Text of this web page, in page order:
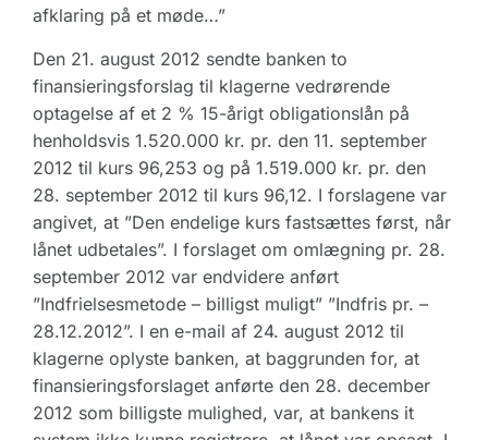
afklaring på et møde…”
Den 21. august 2012 sendte banken to
finansieringsforslag til klagerne vedrørende
optagelse af et 2 % 15-årigt obligationslån på
henholdsvis 1.520.000 kr. pr. den 11. september
2012 til kurs 96,253 og på 1.519.000 kr. pr. den
28. september 2012 til kurs 96,12. I forslagene var
angivet, at ”Den endelige kurs fastsættes først, når
lånet udbetales”. I forslaget om omlægning pr. 28.
september 2012 var endvidere anført
”Indfrielsesmetode – billigst muligt” ”Indfris pr. –
28.12.2012”. I en e-mail af 24. august 2012 til
klagerne oplyste banken, at baggrunden for, at
finansieringsforslaget anførte den 28. december
2012 som billigste mulighed, var, at bankens it